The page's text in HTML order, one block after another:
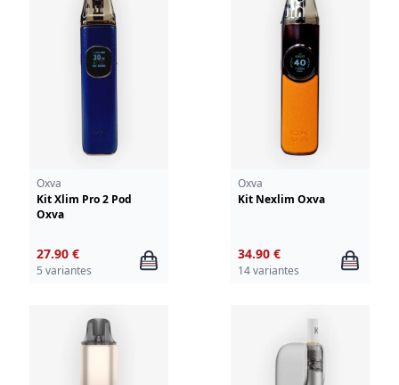
Oxva
Kit Xlim Pro 2 Pod
Oxva
27.90 €
5 variantes
Oxva
Kit Nexlim Oxva
34.90 €
14 variantes